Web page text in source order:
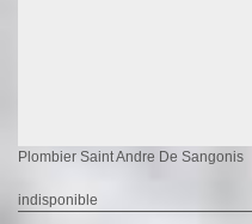
Plombier Saint Andre De Sangonis
indisponible